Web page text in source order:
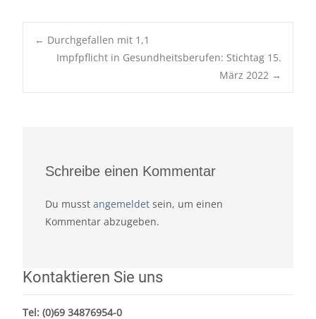
Post
navigation
← Durchgefallen mit 1,1
Impfpflicht in Gesundheitsberufen: Stichtag 15.
März 2022 →
Schreibe einen Kommentar
Du musst angemeldet sein, um einen
Kommentar abzugeben.
Kontaktieren Sie uns
Tel: (0)69 34876954-0